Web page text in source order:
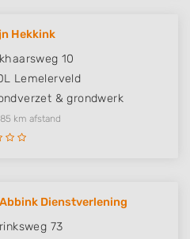
Hekkink
10
Lemelerveld
& grondwerk
km afstand
Dienstverlening
73